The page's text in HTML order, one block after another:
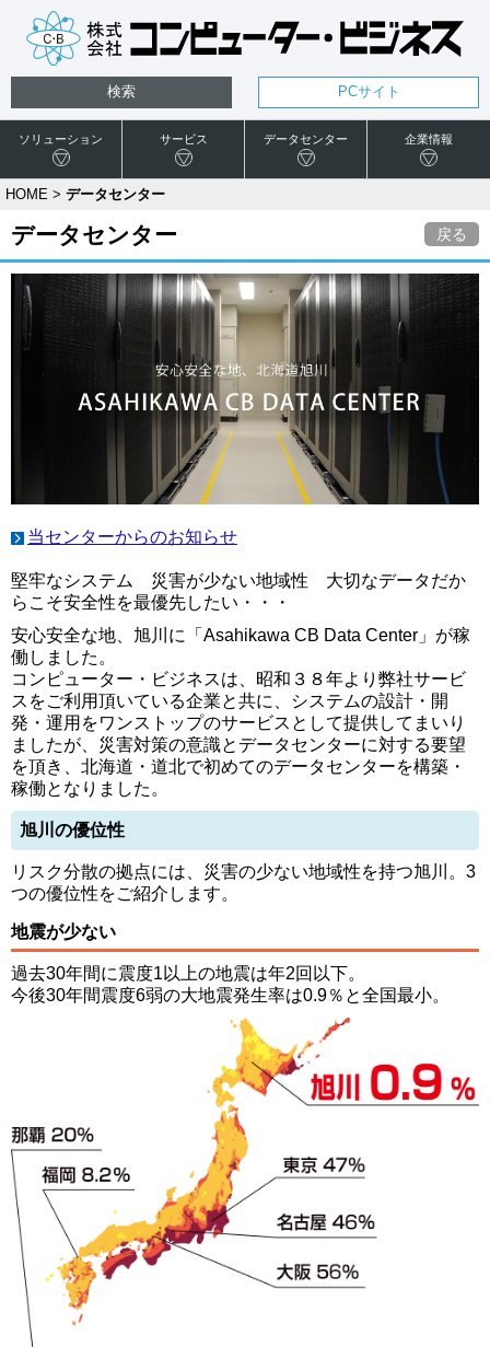
PCサイト
検索
ソリューション サービス データセンター 企業情報
HOME > データセンター
データセンター 戻る
当センターからのお知らせ
堅牢なシステム 災害が少ない地域性 大切なデータだか
らこそ安全性を最優先したい・・・
安心安全な地、旭川に「Asahikawa CB Data Center」が稼
働しました。
コンピューター・ビジネスは、昭和３８年より弊社サービ
スをご利用頂いている企業と共に、システムの設計・開
発・運用をワンストップのサービスとして提供してまいり
ましたが、災害対策の意識とデータセンターに対する要望
を頂き、北海道・道北で初めてのデータセンターを構築・
稼働となりました。
旭川の優位性
リスク分散の拠点には、災害の少ない地域性を持つ旭川。3
つの優位性をご紹介します。
地震が少ない
過去30年間に震度1以上の地震は年2回以下。
今後30年間震度6弱の大地震発生率は0.9％と全国最小。